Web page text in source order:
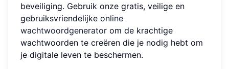
beveiliging. Gebruik onze gratis, veilige en
gebruiksvriendelijke online
wachtwoordgenerator om de krachtige
wachtwoorden te creëren die je nodig hebt om
je digitale leven te beschermen.